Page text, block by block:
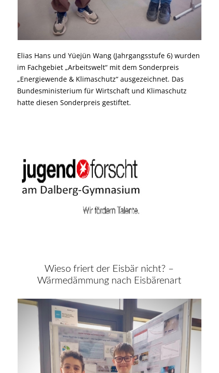
Elias Hans und Yüejün Wang (Jahrgangsstufe 6) wurden
im Fachgebiet „Arbeitswelt“ mit dem Sonderpreis
„Energiewende & Klimaschutz“ ausgezeichnet. Das
Bundesministerium für Wirtschaft und Klimaschutz
hatte diesen Sonderpreis gestiftet.
Wieso friert der Eisbär nicht? –
Wärmedämmung nach Eisbärenart